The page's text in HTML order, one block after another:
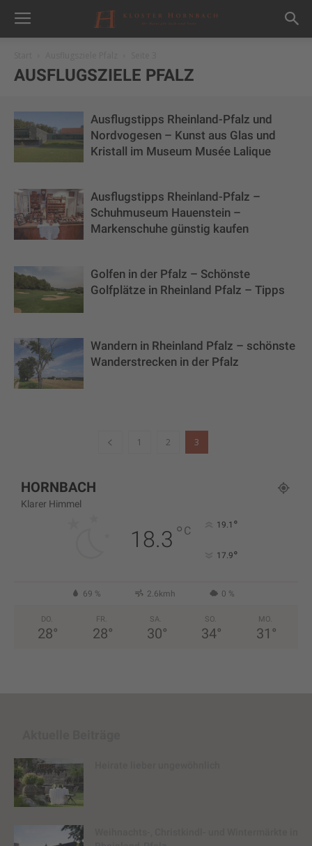
AUSFLUGSZIELE PFALZ
Ausflugstipps Rheinland-Pfalz und
Nordvogesen – Kunst aus Glas und
Kristall im Museum Musée Lalique
Ausflugstipps Rheinland-Pfalz –
Schuhmuseum Hauenstein –
Markenschuhe günstig kaufen
Golfen in der Pfalz – Schönste
Golfplätze in Rheinland Pfalz – Tipps
Wandern in Rheinland Pfalz – schönste
Wanderstrecken in der Pfalz
1 2 3
HORNBACH
Klarer Himmel
18.3 ° C 19.1 °
17.9°
69 % 2.6kmh 0 %
DO.
28°
FR.
28°
SA.
30°
SO.
34°
MO.
31 °